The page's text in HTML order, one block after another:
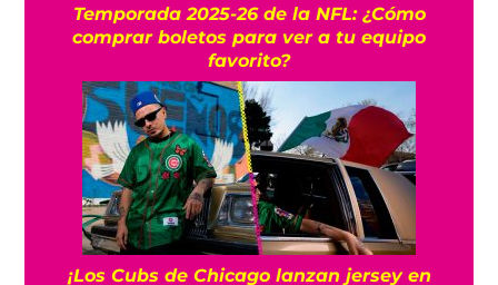
Temporada 2025-26 de la NFL: ¿Cómo
comprar boletos para ver a tu equipo
favorito?
¡Los Cubs de Chicago lanzan jersey en